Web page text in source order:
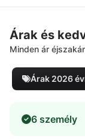
Árak és
Minden ár
Árak 2026
6 személy